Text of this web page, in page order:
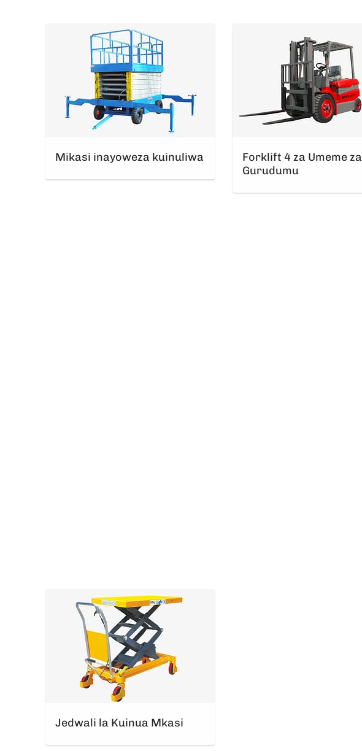
Mikasi inayoweza kuinuliwa
Forklift 4 za Umeme za
Gurudumu
Jedwali la Kuinua Mkasi